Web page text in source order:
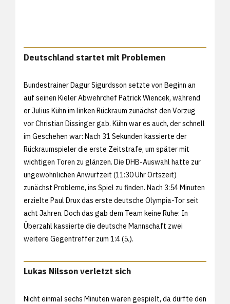
Deutschland startet mit Problemen
Bundestrainer Dagur Sigurdsson setzte von Beginn an
auf seinen Kieler Abwehrchef Patrick Wiencek, während
er Julius Kühn im linken Rückraum zunächst den Vorzug
vor Christian Dissinger gab. Kühn war es auch, der schnell
im Geschehen war: Nach 31 Sekunden kassierte der
Rückraumspieler die erste Zeitstrafe, um später mit
wichtigen Toren zu glänzen. Die DHB-Auswahl hatte zur
ungewöhnlichen Anwurfzeit (11:30 Uhr Ortszeit)
zunächst Probleme, ins Spiel zu finden. Nach 3:54 Minuten
erzielte Paul Drux das erste deutsche Olympia-Tor seit
acht Jahren. Doch das gab dem Team keine Ruhe: In
Überzahl kassierte die deutsche Mannschaft zwei
weitere Gegentreffer zum 1:4 (5.).
Lukas Nilsson verletzt sich
Nicht einmal sechs Minuten waren gespielt, da dürfte den